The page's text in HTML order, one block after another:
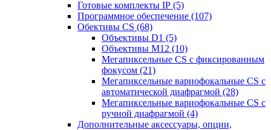
Готовые комплекты IP (5)
Программное обеспечение (107)
Обективы CS (68)
Объективы D1 (5)
Объективы M12 (10)
Мегапиксельные CS c фиксированным
фокусом (21)
Мегапиксельные вариофокальные CS c
автоматической диафрагмой (28)
Мегапиксельные вариофокальные CS c
ручной диафрагмой (4)
Дополнительные аксессуары, опции,